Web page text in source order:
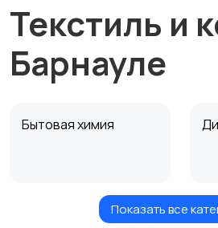
Текстиль и
Барнауле
Бытовая химия
Кровати и матрасыПоказать все